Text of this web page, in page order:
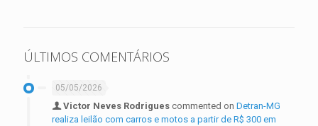
ÚLTIMOS COMENTÁRIOS
05/05/2026
Victor Neves Rodrigues commented on Detran-MG
realiza leilão com carros e motos a partir de R$ 300 em